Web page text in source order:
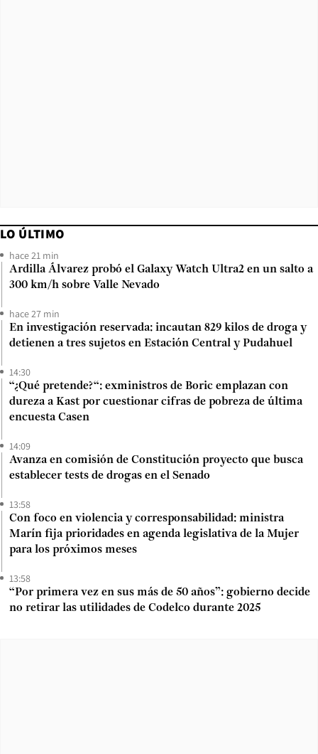
LO ÚLTIMO
hace 21 min
Ardilla Álvarez probó el Galaxy Watch Ultra2 en un salto a
300 km/h sobre Valle Nevado
hace 27 min
En investigación reservada: incautan 829 kilos de droga y
detienen a tres sujetos en Estación Central y Pudahuel
14:30
“¿Qué pretende?“: exministros de Boric emplazan con
dureza a Kast por cuestionar cifras de pobreza de última
encuesta Casen
14:09
Avanza en comisión de Constitución proyecto que busca
establecer tests de drogas en el Senado
13:58
Con foco en violencia y corresponsabilidad: ministra
Marín fija prioridades en agenda legislativa de la Mujer
para los próximos meses
13:58
“Por primera vez en sus más de 50 años”: gobierno decide
no retirar las utilidades de Codelco durante 2025